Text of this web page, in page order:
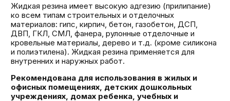
Жидкая резина имеет высокую адгезию (прилипание)
ко всем типам строительных и отделочных
материалов: гипс, кирпич, бетон, газобетон, ДСП,
ДВП, ГКЛ, СМЛ, фанера, рулонные отделочные и
кровельные материалы, дерево и т.д. (кроме силикона
и полиэтилена). Жидкая резина применяется для
внутренних и наружных работ.
Рекомендована для использования в жилых и
офисных помещениях, детских дошкольных
учреждениях, домах ребенка, учебных и